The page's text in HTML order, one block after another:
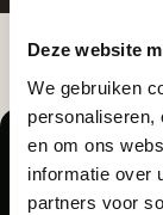
Deze website
We gebruiken
personaliseren,
en om ons
informatie over
partners voor
Vego
voor
aan